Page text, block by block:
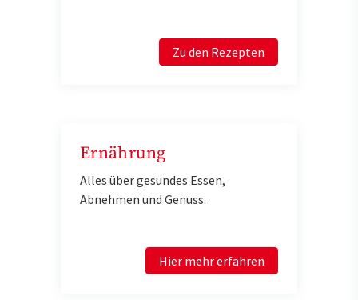
Zu den Rezepten
Ernährung
Alles über gesundes Essen,
Abnehmen und Genuss.
Hier mehr erfahren